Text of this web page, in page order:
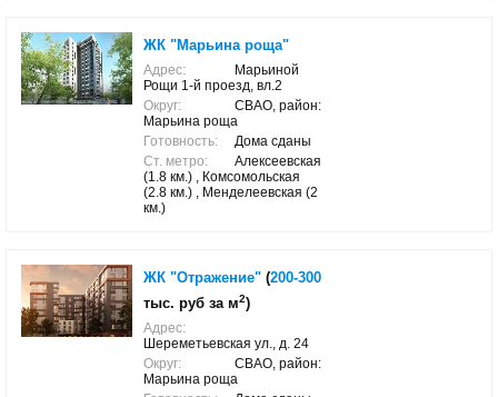
ЖК "Марьина роща"
Адрес:
Марьиной
Рощи 1-й проезд, вл.2
Округ:
СВАО, район:
Марьина роща
Готовность:
Дома сданы
Ст. метро:
Алексеевская
(1.8 км.) , Комсомольская
(2.8 км.) , Менделеевская (2
км.)
ЖК "Отражение" (200-300
тыс. руб за м2)
Адрес:
Шереметьевская ул., д. 24
Округ:
СВАО, район:
Марьина роща